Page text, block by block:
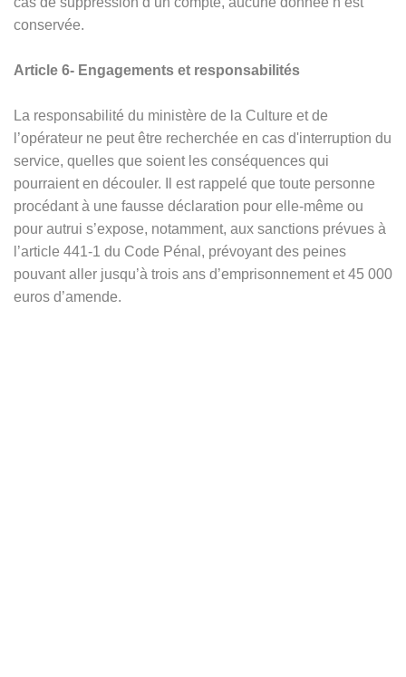
conservée.
Article 6- Engagements et responsabilités
La responsabilité du ministère de la Culture et de
l’opérateur ne peut être recherchée en cas d'interruption du
service, quelles que soient les conséquences qui
pourraient en découler. Il est rappelé que toute personne
procédant à une fausse déclaration pour elle-même ou
pour autrui s’expose, notamment, aux sanctions prévues à
l’article 441-1 du Code Pénal, prévoyant des peines
pouvant aller jusqu’à trois ans d’emprisonnement et 45 000
euros d’amende.